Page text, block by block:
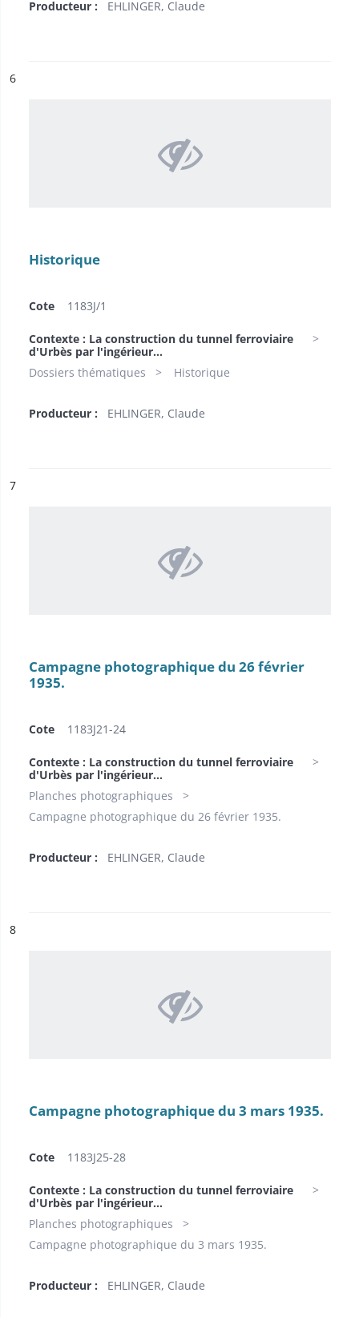
Producteur : EHLINGER, Claude
n°
6
Historique
Cote 1183J/1
Contexte : La construction du tunnel ferroviaire
d'Urbès par l'ingérieur...
Dossiers thématiques
Historique
Producteur : EHLINGER, Claude
n°
7
Campagne photographique du 26 février
1935.
Cote 1183J21-24
Contexte : La construction du tunnel ferroviaire
d'Urbès par l'ingérieur...
Planches photographiques
Campagne photographique du 26 février 1935.
Producteur : EHLINGER, Claude
n°
8
Campagne photographique du 3 mars 1935.
Cote 1183J25-28
Contexte : La construction du tunnel ferroviaire
d'Urbès par l'ingérieur...
Planches photographiques
Campagne photographique du 3 mars 1935.
Producteur : EHLINGER, Claude